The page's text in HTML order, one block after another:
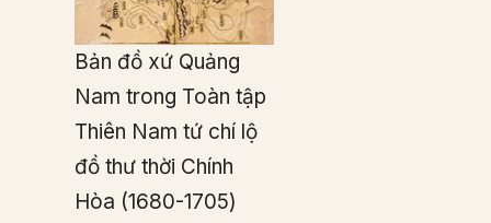
Bản đồ xứ Quảng
Nam trong Toàn tập
Thiên Nam tứ chí lộ
đồ thư thời Chính
Hòa (1680-1705)